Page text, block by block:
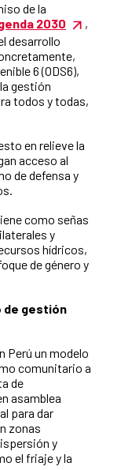
de la
2030
,
desarrollo
6 (ODS6),
gestión
todos y todas,
en relieve la
acceso al
de defensa y
como señas
y
hídricos,
de género y
de gestión
Perú un modelo
comunitario a
de
asamblea
para dar
zonas
y
el friaje y la